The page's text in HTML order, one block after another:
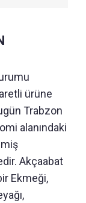
ürüne
Trabzon
alanındaki
Akçaabat
Ekmeği,